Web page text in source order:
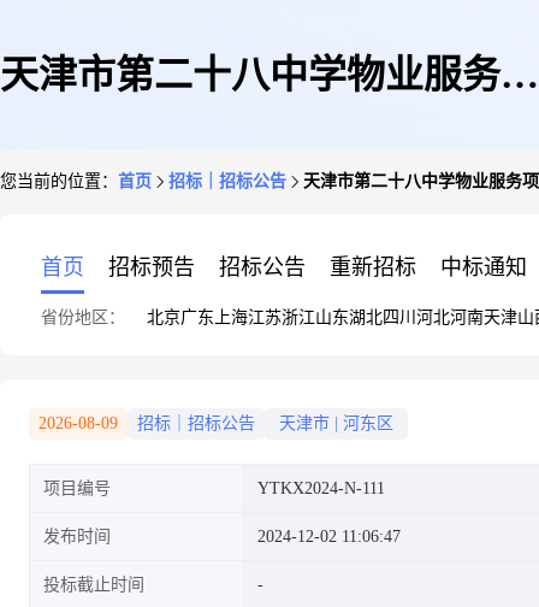
天津市第二十八中学物业服务项
您当前的位置： 首页 招标｜招标公告 天津市第二十八中学物业服务
首页 招标预告 招标公告 重新招标 中标通知
省份地区： 北京广东 上海江苏浙江山东湖北四川 河北河南天津山
2026-08-09 招标｜招标公告 天津市 河东区
项目编号 YTKX2024-N-111
发布时间 2024-12-02 11:06:47
投标截止时间